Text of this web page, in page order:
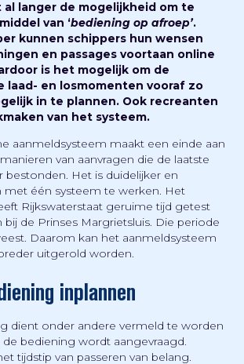
al langer de mogelijkheid om te
van ‘bediening op afroep’.
kunnen schippers hun wensen
en passages voortaan online
is het mogelijk om de
laad- en losmomenten vooraf zo
in te plannen. Ook recreanten
van het systeem.
aanmeldsysteem maakt een einde aan
van aanvragen die de laatste
bestonden. Het is duidelijker en
één systeem te werken. Het
Rijkswaterstaat geruime tijd getest
de Prinses Margrietsluis. Die periode
Daarom kan het aanmeldsysteem
uitgerold worden.
inplannen
dient onder andere vermeld te worden
bediening wordt aangevraagd.
tijdstip van passeren van belang.